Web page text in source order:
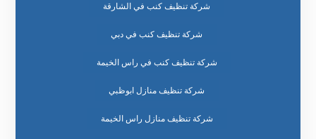
شركة تنظيف كنب في الشارقة
شركة تنظيف كنب في دبي
شركة تنظيف كنب في راس الخيمة
شركة تنظيف منازل ابوظبي
شركة تنظيف منازل راس الخيمة